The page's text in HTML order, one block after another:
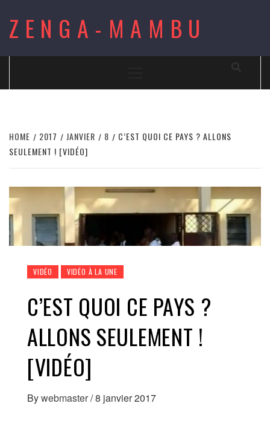
content
ZENGA-MAMBU
HOME 2017 JANVIER 8
C’EST QUOI CE PAYS ? ALLONS
SEULEMENT ! [VIDÉO]
VIDÉO VIDÉO À LA UNE
C’EST QUOI CE PAYS ?
ALLONS SEULEMENT !
[VIDÉO]
Bywebmaster/8 janvier 2017